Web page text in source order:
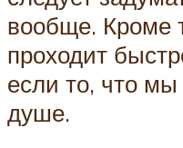
вообще. Кроме
проходит
если то, что
душе.